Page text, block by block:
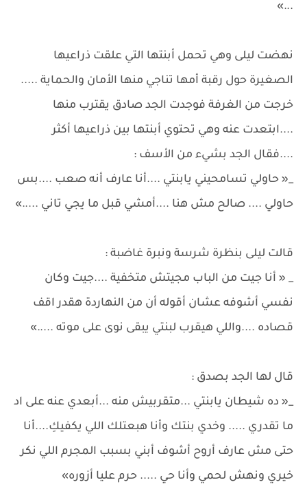
...»
نهضت ليلى وهي تحمل أبنتها التي علقت ذراعيها
الصغيرة حول رقبة أمها تناجي منها الأمان والحماية .....
خرجت من الغرفة فوجدت الجد صادق يقترب منها
....ابتعدت عنه وهي تحتوي أبنتها بين ذراعيها أكثر
....فقال الجد بشيء من الأسف :
_« حاولي تسامحيني يابنتي ....أنا عارف أنه صعب ....بس
حاولي .... صالح مش هنا ....أمشي قبل ما يجي تاني .....»
قالت ليلى بنظرة شرسة ونبرة غاضبة :
_ « أنا جيت من الباب مجيتش متخفية ....جيت وكان
نفسي أشوفه عشان أقوله أن من النهاردة هقدر اقف
قصاده ....واللي هيقرب لبنتي يبقى نوى على موته .....»
قال لها الجد بصدق :
_« ده شيطان يابنتي ...متقربيش منه ...أبعدي عنه على اد
ما تقدري ..... وخدي بنتك وأنا هبعتلك اللي يكفيكِ....أنا
حتى مش عارف أروح أشوف أبني بسبب المجرم اللي نكر
خيري ونهش لحمي وأنا حي ..... حرم عليا أزوره»